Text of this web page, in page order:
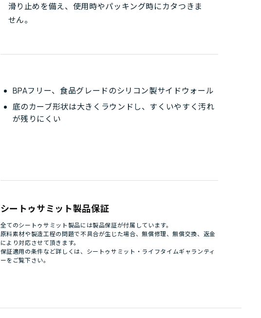
滑り止めを備え、使用時やパッキング時にカタつきま
せん。
シートゥサミット製品保証
全てのシートゥサミット製品には製品保証が付属しています。
原料素材や製造工程の問題で不具合が生じた場合、無償修理、無償交換、返金
により対応させて頂きます。
保証適用の条件など詳しくは、 シートゥサミット・ライフタイムギャランティ
ーをご覧下さい。
BPAフリー、食品グレードのシリコン製サイドウォール
底のカーブ形状は大きくラウンドし、すくいやすく汚れ
が残りにくい